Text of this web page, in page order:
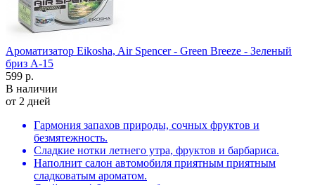
Ароматизатор Eikosha, Air Spencer - Green Breeze - Зеленый
бриз A-15
599 р.
В наличии
от 2 дней
Гармония запахов природы, сочных фруктов и
безмятежность.
Сладкие нотки летнего утра, фруктов и барбариса.
Наполнит салон автомобиля приятным приятным
сладковатым ароматом.